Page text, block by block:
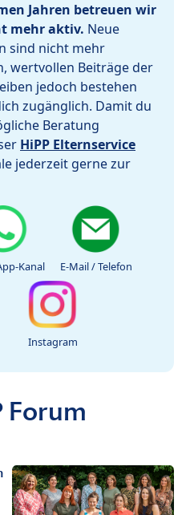
Jahren betreuen wir
mehr aktiv. Neue
sind nicht mehr
wertvollen Beiträge der
jedoch bestehen
zugänglich. Damit du
Beratung
HiPP Elternservice
jederzeit gerne zur
Kanal E-Mail / Telefon
Instagram
Forum